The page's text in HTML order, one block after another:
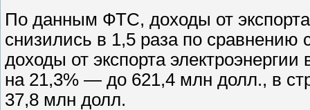
По данным ФТС, доходы от экспорта
снизились в 1,5 раза по
доходы от экспорта
на 21,3% — до 621,4 млн долл., в
37,8 млн долл.